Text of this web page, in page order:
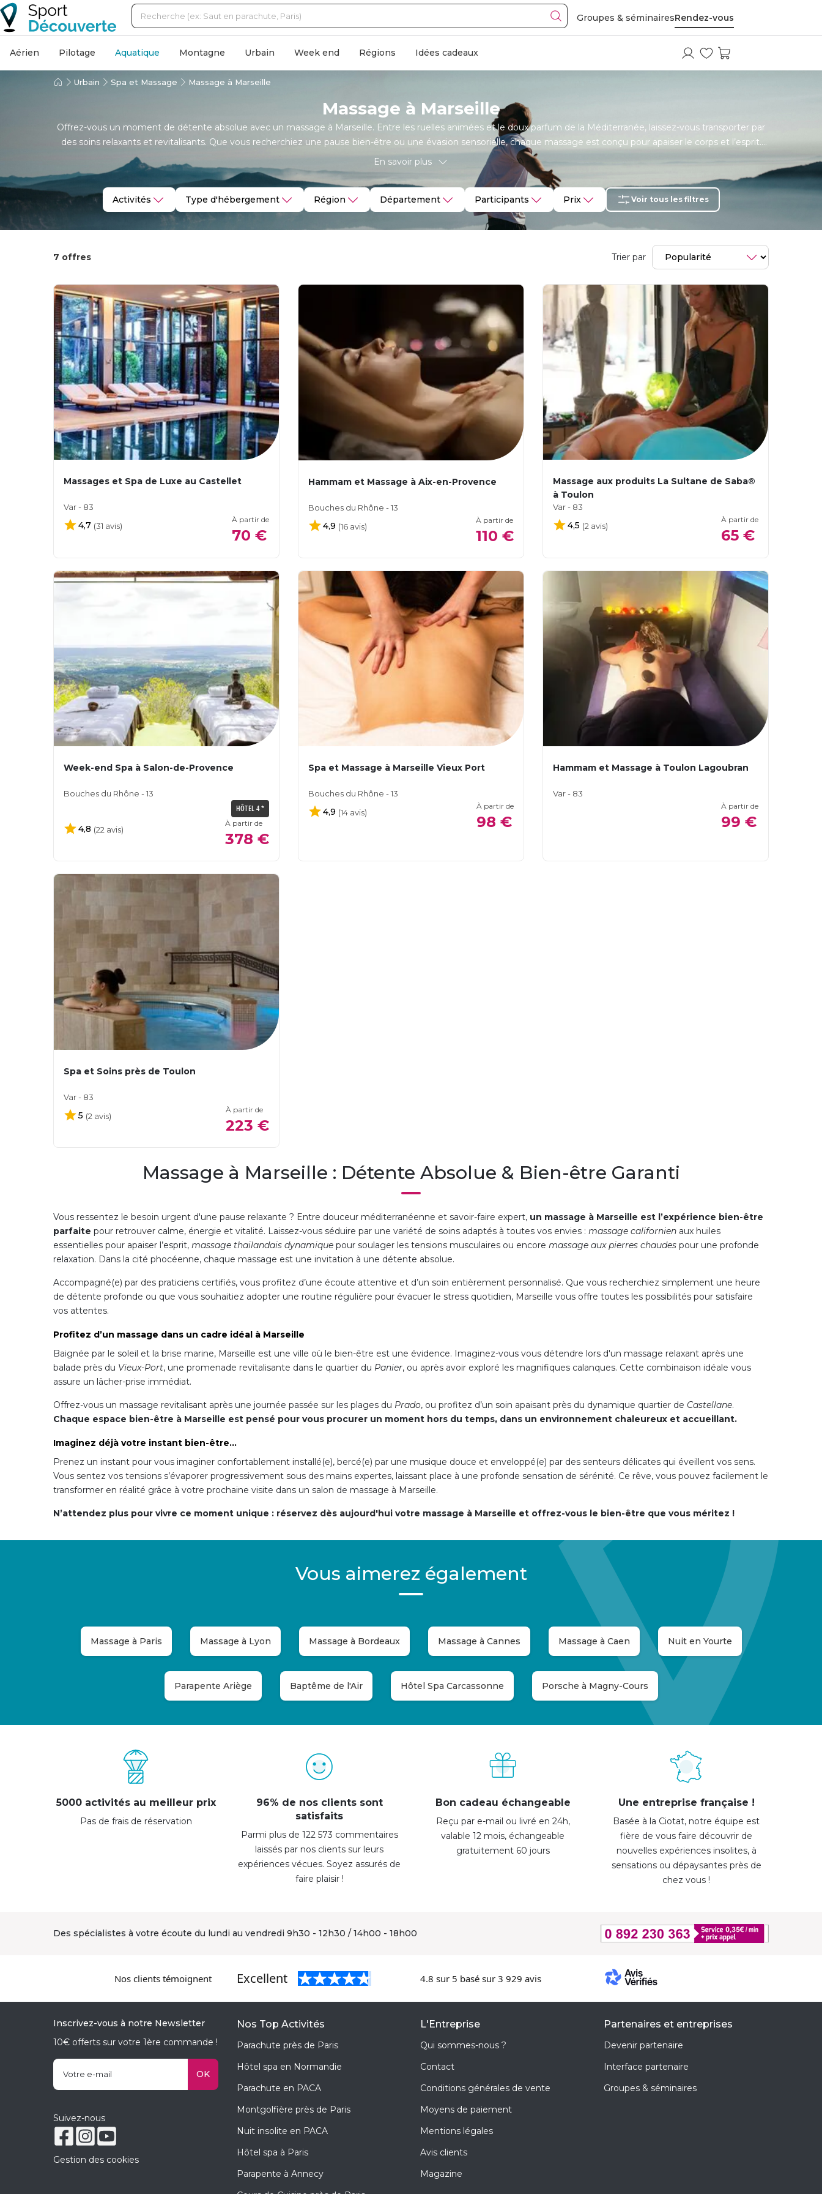
Groupes & séminairesRendez-vous
Aérien Pilotage Aquatique Montagne Urbain Week end Régions Idées cadeaux
Urbain Spa et Massage Massage à Marseille
Massage à Marseille
Offrez-vous un moment de détente absolue avec un massage à Marseille. Entre les ruelles animées et le doux parfum de la Méditerranée, laissez-vous transporter par
des soins relaxants et revitalisants. Que vous recherchiez une pause bien-être ou une évasion sensorielle, chaque massage est conçu pour apaiser le corps et l’esprit.
Profitez d’un instant sur mesure, adapté à vos besoins, pour une expérience de relaxation inoubliable.
En savoir plus
Activités Type d'hébergement Région Département Participants Prix Voir tous les filtres
7 offres Trier par
Massages et Spa de Luxe au Castellet
Var - 83
4,7 (31 avis)
À partir de
70 €
Hammam et Massage à Aix-en-Provence
Bouches du Rhône - 13
4,9 (16 avis)
À partir de
110 €
Massage aux produits La Sultane de Saba®
à Toulon
Var - 83
4,5 (2 avis)
À partir de
65 €
Week-end Spa à Salon-de-Provence
Bouches du Rhône - 13
HÔTEL 4 *
4,8 (22 avis)
À partir de
378 €
Spa et Massage à Marseille Vieux Port
Bouches du Rhône - 13
4,9 (14 avis)
À partir de
98 €
Hammam et Massage à Toulon Lagoubran
Var - 83
À partir de
99 €
Spa et Soins près de Toulon
Var - 83
5 (2 avis)
À partir de
223 €
Massage à Marseille : Détente Absolue & Bien-être Garanti
Vous ressentez le besoin urgent d'une pause relaxante ? Entre douceur méditerranéenne et savoir-faire expert, un massage à Marseille est l’expérience bien-être
parfaite pour retrouver calme, énergie et vitalité. Laissez-vous séduire par une variété de soins adaptés à toutes vos envies : massage californien aux huiles
essentielles pour apaiser l’esprit, massage thaïlandais dynamique pour soulager les tensions musculaires ou encore massage aux pierres chaudes pour une profonde
relaxation. Dans la cité phocéenne, chaque massage est une invitation à une détente absolue.
Accompagné(e) par des praticiens certifiés, vous profitez d’une écoute attentive et d’un soin entièrement personnalisé. Que vous recherchiez simplement une heure
de détente profonde ou que vous souhaitiez adopter une routine régulière pour évacuer le stress quotidien, Marseille vous offre toutes les possibilités pour satisfaire
vos attentes.
Profitez d’un massage dans un cadre idéal à Marseille
Baignée par le soleil et la brise marine, Marseille est une ville où le bien-être est une évidence. Imaginez-vous vous détendre lors d'un massage relaxant après une
balade près du Vieux-Port, une promenade revitalisante dans le quartier du Panier, ou après avoir exploré les magnifiques calanques. Cette combinaison idéale vous
assure un lâcher-prise immédiat.
Offrez-vous un massage revitalisant après une journée passée sur les plages du Prado, ou profitez d’un soin apaisant près du dynamique quartier de Castellane.
Chaque espace bien-être à Marseille est pensé pour vous procurer un moment hors du temps, dans un environnement chaleureux et accueillant.
Imaginez déjà votre instant bien-être…
Prenez un instant pour vous imaginer confortablement installé(e), bercé(e) par une musique douce et enveloppé(e) par des senteurs délicates qui éveillent vos sens.
Vous sentez vos tensions s’évaporer progressivement sous des mains expertes, laissant place à une profonde sensation de sérénité. Ce rêve, vous pouvez facilement le
transformer en réalité grâce à votre prochaine visite dans un salon de massage à Marseille.
N’attendez plus pour vivre ce moment unique : réservez dès aujourd'hui votre massage à Marseille et offrez-vous le bien-être que vous méritez !
Vous aimerez également
Massage à Paris Massage à Lyon Massage à Bordeaux Massage à Cannes Massage à Caen Nuit en Yourte
Parapente Ariège Baptême de l'Air Hôtel Spa Carcassonne Porsche à Magny-Cours
5000 activités au meilleur prix
Pas de frais de réservation
96% de nos clients sont
satisfaits
Parmi plus de 122 573 commentaires
laissés par nos clients sur leurs
expériences vécues. Soyez assurés de
faire plaisir !
Bon cadeau échangeable
Reçu par e-mail ou livré en 24h,
valable 12 mois, échangeable
gratuitement 60 jours
Une entreprise française !
Basée à la Ciotat, notre équipe est
fière de vous faire découvrir de
nouvelles expériences insolites, à
sensations ou dépaysantes près de
chez vous !
Des spécialistes à votre écoute du lundi au vendredi 9h30 - 12h30 / 14h00 - 18h00
Nos clients témoignent Excellent 4.8 sur 5 basé sur 3 929 avis
Inscrivez-vous à notre Newsletter
10€ offerts sur votre 1ère commande !
OK
Suivez-nous
Gestion des cookies
Nos Top Activités
Parachute près de Paris
Hôtel spa en Normandie
Parachute en PACA
Montgolfière près de Paris
Nuit insolite en PACA
Hôtel spa à Paris
Parapente à Annecy
L'Entreprise
Qui sommes-nous ?
Contact
Conditions générales de vente
Moyens de paiement
Mentions légales
Avis clients
Magazine
Partenaires et entreprises
Devenir partenaire
Interface partenaire
Groupes & séminaires